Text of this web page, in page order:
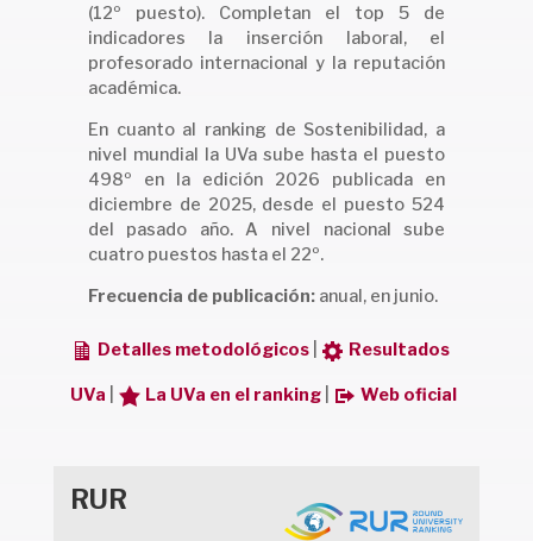
(12º puesto). Completan el top 5 de
indicadores la inserción laboral, el
profesorado internacional y la reputación
académica.
En cuanto al ranking de Sostenibilidad, a
nivel mundial la UVa sube hasta el puesto
498º en la edición 2026 publicada en
diciembre de 2025, desde el puesto 524
del pasado año. A nivel nacional sube
cuatro puestos hasta el 22º.
Frecuencia de publicación:anual, en junio.
Detalles metodológicos Resultados
UVa La UVa en el ranking Web oficial
RUR